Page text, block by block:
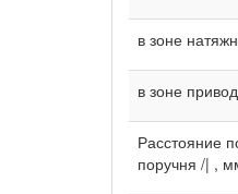
в зоне
в зоне
Расстояние
поручня /| ,